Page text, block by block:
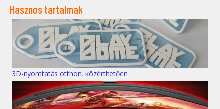
Hasznos tartalmak
3D-nyomtatás otthon, közérthetően